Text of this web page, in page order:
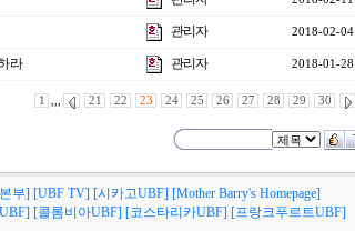
관리자 2018-02-04
라 관리자 2018-01-28
1 ,,, 21 22 23 24 25 26 27 28 29 30
부] [UBF TV] [시카고UBF] [Mother Barry's Homepage]
[콜롬비아UBF] [코스타리카UBF] [프랑크푸르트UBF]